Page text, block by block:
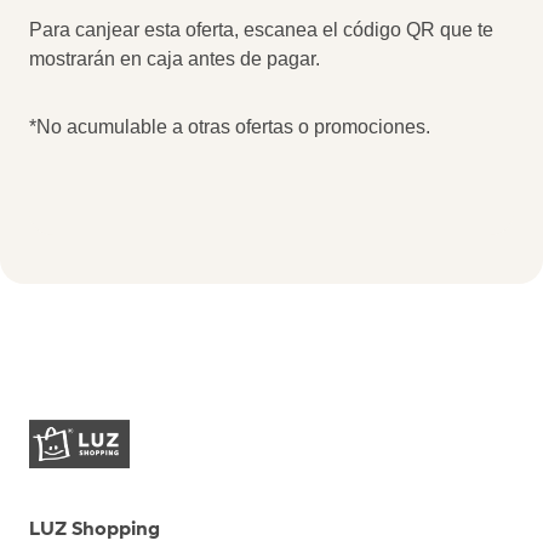
Para canjear esta oferta, escanea el código QR que te
mostrarán en caja antes de pagar.
*No acumulable a otras ofertas o promociones.
LUZ Shopping